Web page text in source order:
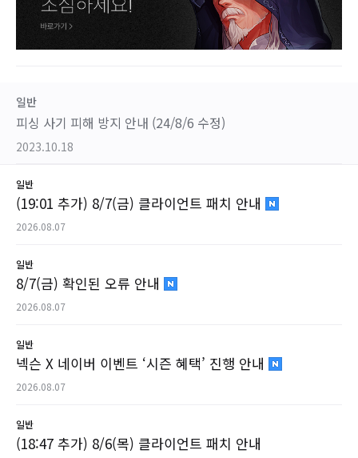
일반
피싱 사기 피해 방지 안내 (24/8/6 수정)
2023.10.18
일반
(19:01 추가) 8/7(금) 클라이언트 패치 안내
2026.08.07
일반
8/7(금) 확인된 오류 안내
2026.08.07
일반
넥슨 X 네이버 이벤트 ‘시즌 혜택’ 진행 안내
2026.08.07
일반
(18:47 추가) 8/6(목) 클라이언트 패치 안내